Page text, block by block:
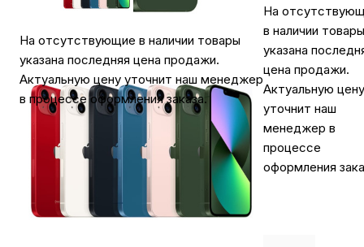
На отсутствующие в наличии товары
указана последняя цена продажи.
Актуальную цену уточнит наш менеджер
в процессе оформления заказа.
На
в наличии товары
указана
цена продажи.
Актуальную цену
уточнит наш
менеджер в
процессе
оформления